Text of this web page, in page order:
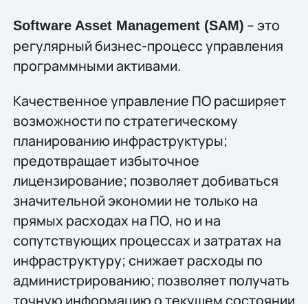
Software Asset Management (SAM) – это
регулярный бизнес-процесс управления
программными активами.
Качественное управление ПО расширяет
возможности по стратегическому
планированию инфраструктуры;
предотвращает избыточное
лицензирование; позволяет добиваться
значительной экономии не только на
прямых расходах на ПО, но и на
сопутствующих процессах и затратах на
инфраструктуру; снижает расходы по
администрированию; позволяет получать